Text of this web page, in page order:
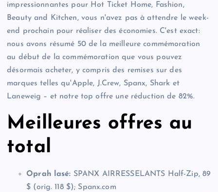
impressionnantes pour Hot Ticket Home, Fashion,
Beauty and Kitchen, vous n'avez pas à attendre le week-
end prochain pour réaliser des économies. C'est exact:
nous avons résumé 50 de la meilleure commémoration
au début de la commémoration que vous pouvez
désormais acheter, y compris des remises sur des
marques telles qu'Apple, J.Crew, Spanx, Shark et
Laneweig – et notre top offre une réduction de 82%.
Meilleures offres au
total
Oprah lasé: SPANX AIRRESSELANTS Half-Zip, 89
$ (orig. 118 $); Spanx.com